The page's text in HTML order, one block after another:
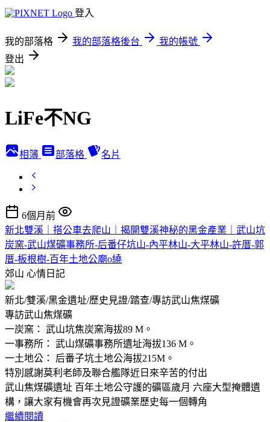
登入
我的部落格 我的部落格後台
我的帳號
登出
LiFe不NG
相簿 部落格 名片
6個月前
新北雙溪｜搭公車去爬山｜揭開雙溪神秘的黑金產業｜武山坑
炭窯-武山煤礦事務所-后番仔坑山-內平林山-大平林山-許厝-郭
厝-板根樹-百年土地公廟o繞
郊山 心情日記
新北/雙溪/黑金遺址/歷史見證/踏查/專訪武山焦煤礦
專訪武山焦煤礦
一炭窯： 武山坑焦炭窯海拔89 M。
一事務所： 武山煤礦事務所遺址海拔136 M。
一土地公： 后番子坑土地公海拔215M。
特別感謝莫利老師及聯合艦隊近日來辛苦的付出
武山焦煤礦遺址 百年土地公守護的礦區歲月 六座大型掩體遺
構，讓大家有機會再次見證礦業歷史每一個轉角
繼續閱讀